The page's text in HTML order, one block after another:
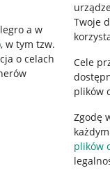
a w
w tym tzw.
o celach
Twoje
Cele
plików
Zgodę
plików
plików "cookies"
plików "cookies"
lokalizacji
dla Aktu o